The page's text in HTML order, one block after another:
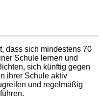
dass sich mindestens 70
Schule lernen und
sich künftig gegen
ihrer Schule aktiv
und regelmäßig